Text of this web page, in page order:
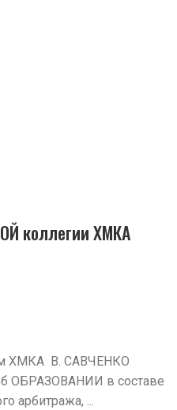
коллегии ХМКА
ХМКА В. САВЧЕНКО
ОБРАЗОВАНИИ в составе
арбитража, ...